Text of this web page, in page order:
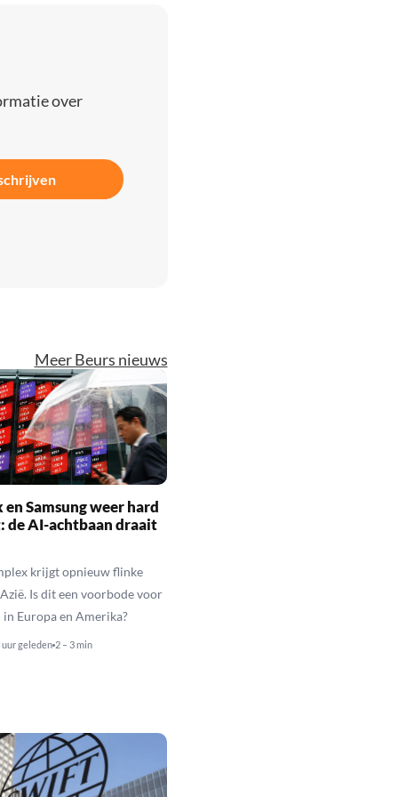
over
Meer Beurs nieuws
en Samsung weer hard
de AI-achtbaan draait
krijgt opnieuw flinke
Is dit een voorbode voor
in Europa en Amerika?
uur geleden 2 – 3 min